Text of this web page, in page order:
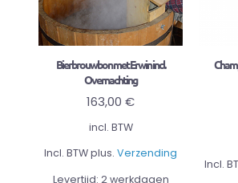
Bierbrouwbon met Erwin incl.
Overnachting
163,00 €
incl. BTW
Incl. BTW plus. Verzending
Levertijd: 2 werkdagen
Incl.